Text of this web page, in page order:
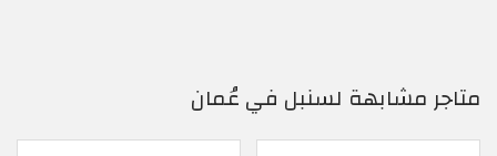
متاجر مشابهة لسنبل في عُمان